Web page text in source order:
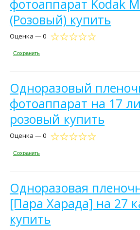
фотоаппарат Kodak
(Розовый) купить
Оценка — 0
Сохранить
Одноразовый
фотоаппарат на 17
розовый купить
Оценка — 0
Сохранить
Одноразовая
[Пара Харада] на 27
купить